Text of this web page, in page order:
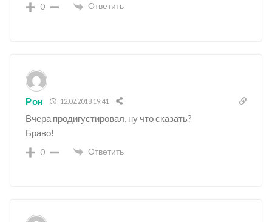
0 Ответить
Рон 12.02.2018 19:41
Вчера продигустировал, ну что сказать?
Браво!
0 Ответить